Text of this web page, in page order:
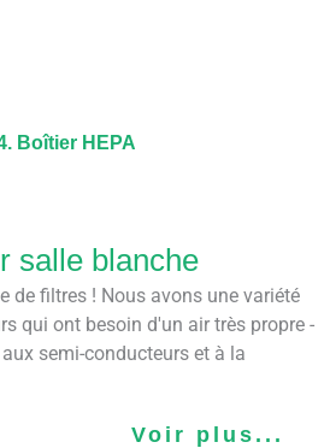
Boîtier HEPA
salle blanche
de filtres ! Nous avons une variété
qui ont besoin d'un air très propre -
semi-conducteurs et à la
Voir plus...